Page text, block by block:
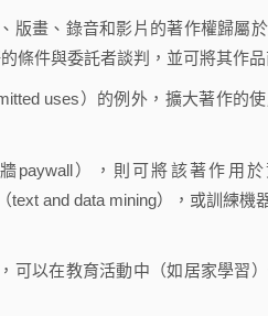
版畫、錄音和影片的著作權歸屬
條件與委託者談判，並可將其作品
uses）的例外，擴大著作的
），則可將該著作用於
and data mining），或訓練機
可以在教育活動中（如居家學習